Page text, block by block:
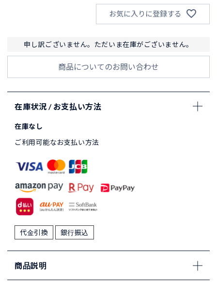
お気に入りに登録する
申し訳ございません。ただいま在庫がございません。
商品についてのお問い合わせ
在庫状況 / お支払い方法
在庫なし
ご利用可能なお支払い方法
代金引換 銀行振込
商品説明